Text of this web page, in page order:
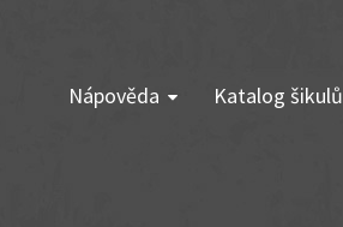
Nápověda Katalog šikulů